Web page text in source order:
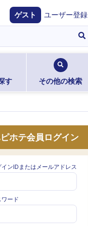
ゲスト ユーザー登録
す その他の検索
ホテ会員ログイン
インIDまたはメールアドレス
ワード